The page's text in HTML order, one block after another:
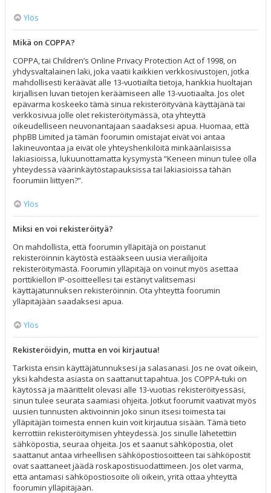
Ylös
Mikä on COPPA?
COPPA, tai Children’s Online Privacy Protection Act of 1998, on
yhdysvaltalainen laki, joka vaatii kaikkien verkkosivustojen, jotka
mahdollisesti keräävät alle 13-vuotiailta tietoja, hankkia huoltajan
kirjallisen luvan tietojen keräämiseen alle 13-vuotiaalta. Jos olet
epävarma koskeeko tämä sinua rekisteröityvänä käyttäjänä tai
verkkosivua jolle olet rekisteröitymässä, ota yhteyttä
oikeudelliseen neuvonantajaan saadaksesi apua. Huomaa, että
phpBB Limited ja tämän foorumin omistajat eivät voi antaa
lakineuvontaa ja eivät ole yhteyshenkilöitä minkäänlaisissa
lakiasioissa, lukuunottamatta kysymystä “Keneen minun tulee olla
yhteydessä väärinkäytöstapauksissa tai lakiasioissa tähän
foorumiin liittyen?”.
Ylös
Miksi en voi rekisteröityä?
On mahdollista, että foorumin ylläpitäjä on poistanut
rekisteröinnin käytöstä estääkseen uusia vierailijoita
rekisteröitymästä. Foorumin ylläpitäjä on voinut myös asettaa
porttikiellon IP-osoitteellesi tai estänyt valitsemasi
käyttäjätunnuksen rekisteröinnin. Ota yhteyttä foorumin
ylläpitäjään saadaksesi apua.
Ylös
Rekisteröidyin, mutta en voi kirjautua!
Tarkista ensin käyttäjätunnuksesi ja salasanasi. Jos ne ovat oikein,
yksi kahdesta asiasta on saattanut tapahtua. Jos COPPA-tuki on
käytössä ja määrittelit olevasi alle 13-vuotias rekisteröityessäsi,
sinun tulee seurata saamiasi ohjeita. Jotkut foorumit vaativat myös
uusien tunnusten aktivoinnin joko sinun itsesi toimesta tai
ylläpitäjän toimesta ennen kuin voit kirjautua sisään. Tämä tieto
kerrottiin rekisteröitymisen yhteydessä. Jos sinulle lähetettiin
sähköpostia, seuraa ohjeita. Jos et saanut sähköpostia, olet
saattanut antaa virheellisen sähköpostiosoitteen tai sähköpostit
ovat saattaneet jäädä roskapostisuodattimeen. Jos olet varma,
että antamasi sähköpostiosoite oli oikein, yritä ottaa yhteyttä
foorumin ylläpitäjään.